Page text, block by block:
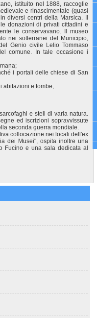
istituito nel 1888, raccoglie
e rinascimentale (quasi
diversi centri della Marsica. Il
donazioni di privati cittadini e
le conservavano. Il museo
nei sotterranei del Municipio,
Genio civile Lelio Tommaso
comune. In tale occasione i
i portali delle chiese di San
abitazioni e tombe;
e steli di varia natura.
ed iscrizioni sopravvissute
seconda guerra mondiale.
collocazione nei locali dell'ex
dei Musei", ospita inoltre una
Fucino e una sala dedicata al